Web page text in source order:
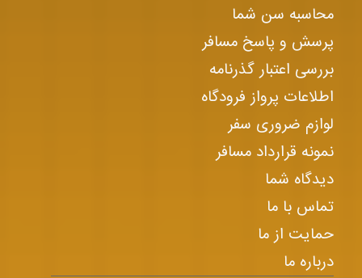
محاسبه سن شما
پرسش و پاسخ مسافر
بررسی اعتبار گذرنامه
اطلاعات پرواز فرودگاه
لوازم ضروری سفر
نمونه قرارداد مسافر
دیدگاه شما
تماس با ما
حمایت از ما
درباره ما